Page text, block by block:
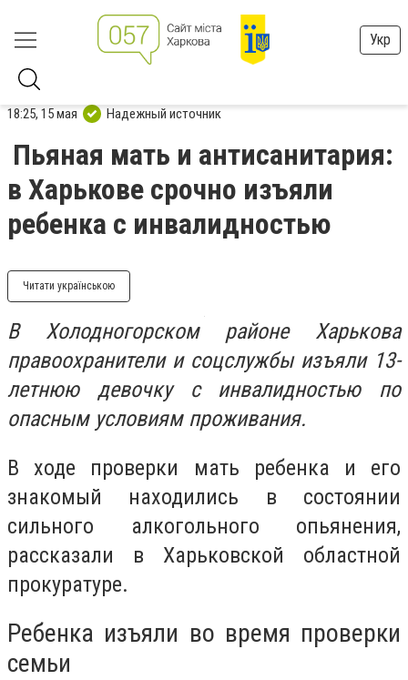
Укр
18:25, 15 мая Надежный источник
Пьяная мать и антисанитария:
в Харькове срочно изъяли
ребенка с инвалидностью
Читати українською
В Холодногорском районе Харькова
правоохранители и соцслужбы изъяли 13-
летнюю девочку с инвалидностью по
опасным условиям проживания.
В ходе проверки мать ребенка и его
знакомый находились в состоянии
сильного алкогольного опьянения,
рассказали в Харьковской областной
прокуратуре.
Ребенка изъяли во время проверки
семьи